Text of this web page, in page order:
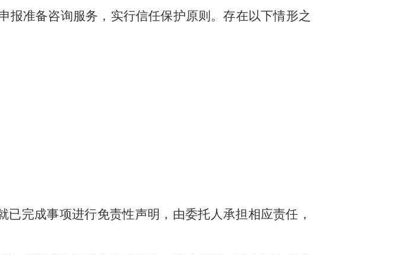
报准备咨询服务，实行信任保护原则。存在以下情形之
完成事项进行免责性声明，由委托人承担相应责任，